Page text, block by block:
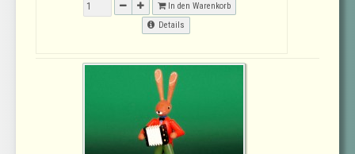
In den Warenkorb
Details